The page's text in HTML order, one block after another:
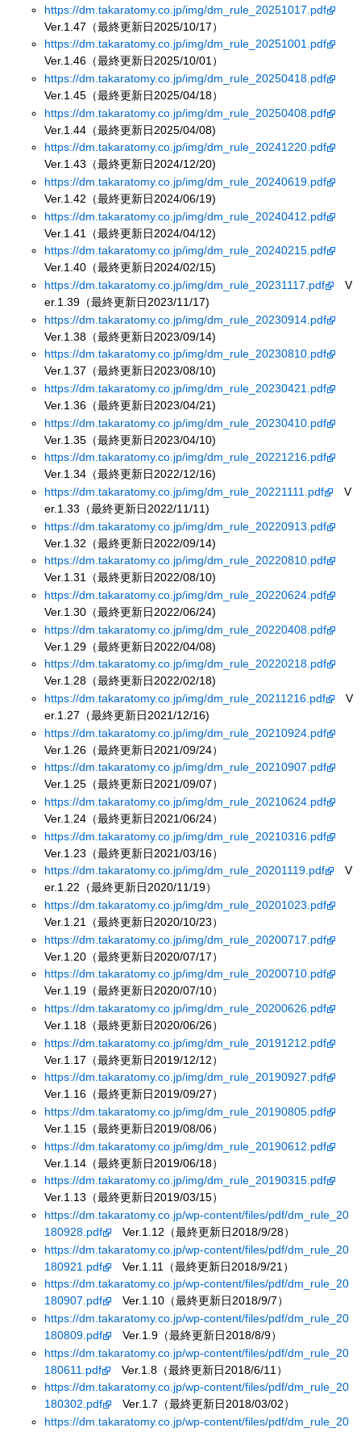
https://dm.takaratomy.co.jp/img/dm_rule_20251017.pdf
Ver.1.47（最終更新日2025/10/17）
https://dm.takaratomy.co.jp/img/dm_rule_20251001.pdf
Ver.1.46（最終更新日2025/10/01）
https://dm.takaratomy.co.jp/img/dm_rule_20250418.pdf
Ver.1.45（最終更新日2025/04/18）
https://dm.takaratomy.co.jp/img/dm_rule_20250408.pdf
Ver.1.44（最終更新日2025/04/08)
https://dm.takaratomy.co.jp/img/dm_rule_20241220.pdf
Ver.1.43（最終更新日2024/12/20)
https://dm.takaratomy.co.jp/img/dm_rule_20240619.pdf
Ver.1.42（最終更新日2024/06/19)
https://dm.takaratomy.co.jp/img/dm_rule_20240412.pdf
Ver.1.41（最終更新日2024/04/12)
https://dm.takaratomy.co.jp/img/dm_rule_20240215.pdf
Ver.1.40（最終更新日2024/02/15)
https://dm.takaratomy.co.jp/img/dm_rule_20231117.pdf
V
er.1.39（最終更新日2023/11/17)
https://dm.takaratomy.co.jp/img/dm_rule_20230914.pdf
Ver.1.38（最終更新日2023/09/14)
https://dm.takaratomy.co.jp/img/dm_rule_20230810.pdf
Ver.1.37（最終更新日2023/08/10)
https://dm.takaratomy.co.jp/img/dm_rule_20230421.pdf
Ver.1.36（最終更新日2023/04/21)
https://dm.takaratomy.co.jp/img/dm_rule_20230410.pdf
Ver.1.35（最終更新日2023/04/10)
https://dm.takaratomy.co.jp/img/dm_rule_20221216.pdf
Ver.1.34（最終更新日2022/12/16)
https://dm.takaratomy.co.jp/img/dm_rule_20221111.pdf
V
er.1.33（最終更新日2022/11/11)
https://dm.takaratomy.co.jp/img/dm_rule_20220913.pdf
Ver.1.32（最終更新日2022/09/14)
https://dm.takaratomy.co.jp/img/dm_rule_20220810.pdf
Ver.1.31（最終更新日2022/08/10)
https://dm.takaratomy.co.jp/img/dm_rule_20220624.pdf
Ver.1.30（最終更新日2022/06/24)
https://dm.takaratomy.co.jp/img/dm_rule_20220408.pdf
Ver.1.29（最終更新日2022/04/08)
https://dm.takaratomy.co.jp/img/dm_rule_20220218.pdf
Ver.1.28（最終更新日2022/02/18)
https://dm.takaratomy.co.jp/img/dm_rule_20211216.pdf
V
er.1.27（最終更新日2021/12/16)
https://dm.takaratomy.co.jp/img/dm_rule_20210924.pdf
Ver.1.26（最終更新日2021/09/24）
https://dm.takaratomy.co.jp/img/dm_rule_20210907.pdf
Ver.1.25（最終更新日2021/09/07）
https://dm.takaratomy.co.jp/img/dm_rule_20210624.pdf
Ver.1.24（最終更新日2021/06/24）
https://dm.takaratomy.co.jp/img/dm_rule_20210316.pdf
Ver.1.23（最終更新日2021/03/16）
https://dm.takaratomy.co.jp/img/dm_rule_20201119.pdf
V
er.1.22（最終更新日2020/11/19）
https://dm.takaratomy.co.jp/img/dm_rule_20201023.pdf
Ver.1.21（最終更新日2020/10/23）
https://dm.takaratomy.co.jp/img/dm_rule_20200717.pdf
Ver.1.20（最終更新日2020/07/17）
https://dm.takaratomy.co.jp/img/dm_rule_20200710.pdf
Ver.1.19（最終更新日2020/07/10）
https://dm.takaratomy.co.jp/img/dm_rule_20200626.pdf
Ver.1.18（最終更新日2020/06/26）
https://dm.takaratomy.co.jp/img/dm_rule_20191212.pdf
Ver.1.17（最終更新日2019/12/12）
https://dm.takaratomy.co.jp/img/dm_rule_20190927.pdf
Ver.1.16（最終更新日2019/09/27）
https://dm.takaratomy.co.jp/img/dm_rule_20190805.pdf
Ver.1.15（最終更新日2019/08/06）
https://dm.takaratomy.co.jp/img/dm_rule_20190612.pdf
Ver.1.14（最終更新日2019/06/18）
https://dm.takaratomy.co.jp/img/dm_rule_20190315.pdf
Ver.1.13（最終更新日2019/03/15）
https://dm.takaratomy.co.jp/wp-content/files/pdf/dm_rule_20
180928.pdf
Ver.1.12（最終更新日2018/9/28）
https://dm.takaratomy.co.jp/wp-content/files/pdf/dm_rule_20
180921.pdf
Ver.1.11（最終更新日2018/9/21）
https://dm.takaratomy.co.jp/wp-content/files/pdf/dm_rule_20
180907.pdf
Ver.1.10（最終更新日2018/9/7）
https://dm.takaratomy.co.jp/wp-content/files/pdf/dm_rule_20
180809.pdf
Ver.1.9（最終更新日2018/8/9）
https://dm.takaratomy.co.jp/wp-content/files/pdf/dm_rule_20
180611.pdf
Ver.1.8（最終更新日2018/6/11）
https://dm.takaratomy.co.jp/wp-content/files/pdf/dm_rule_20
180302.pdf
Ver.1.7（最終更新日2018/03/02）
https://dm.takaratomy.co.jp/wp-content/files/pdf/dm_rule_20